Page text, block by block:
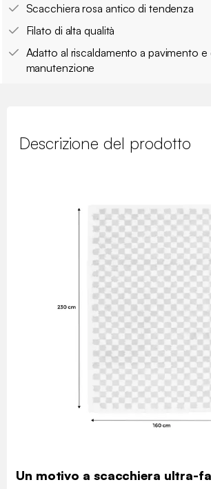
Scacchiera rosa antico di tendenza
Filato di alta qualità
Adatto al riscaldamento a pavimento e
manutenzione
Descrizione del prodotto
Un motivo a scacchiera ultra-